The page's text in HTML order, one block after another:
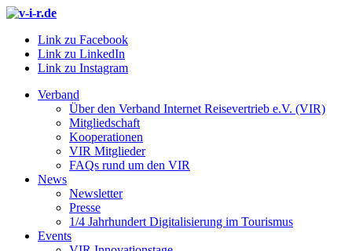
Link zu Facebook
Link zu LinkedIn
Link zu Instagram
Verband
Über den Verband Internet Reisevertrieb e.V. (VIR)
Mitgliedschaft
Kooperationen
VIR Mitglieder
FAQs rund um den VIR
News
Newsletter
Presse
1/4 Jahrhundert Digitalisierung im Tourismus
Events